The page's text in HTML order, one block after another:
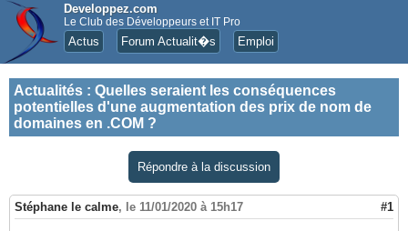
Developpez.com
Le Club des Développeurs et IT Pro
Actus Forum Actualit�s Emploi
Actualités : Quelles seraient les conséquences
potentielles d'une augmentation des prix de nom de
domaines en .COM ?
Répondre à la discussion
Stéphane le calme, le 11/01/2020 à 15h17 #1